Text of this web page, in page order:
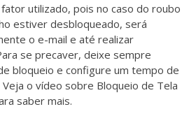
utilizado, pois no caso do roubo
estiver desbloqueado, será
o e-mail e até realizar
se precaver, deixe sempre
bloqueio e configure um tempo de
o vídeo sobre Bloqueio de Tela
saber mais.